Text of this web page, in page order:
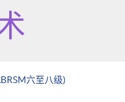
六至八级)